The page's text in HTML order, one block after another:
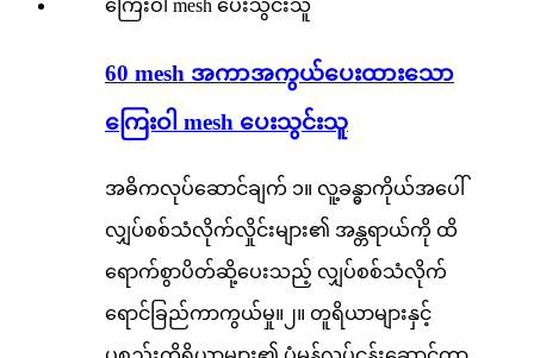
60 mesh အကာအကွယ်ပေးထားသော
ကြေးဝါ mesh ပေးသွင်းသူ
အဓိကလုပ်ဆောင်ချက် ၁။ လူ့ခန္ဓာကိုယ်အပေါ်
လျှပ်စစ်သံလိုက်လှိုင်းများ၏ အန္တရာယ်ကို ထိ
ရောက်စွာပိတ်ဆို့ပေးသည့် လျှပ်စစ်သံလိုက်
ရောင်ခြည်ကာကွယ်မှု။၂။ တူရိယာများနှင့်